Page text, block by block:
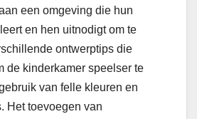
een omgeving die hun
en hen uitnodigt om te
ontwerptips die
de kinderkamer speelser te
van felle kleuren en
Het toevoegen van